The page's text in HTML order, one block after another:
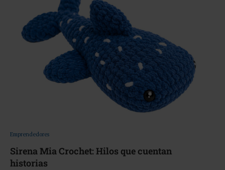
Emprendedores
Sirena Mia Crochet: Hilos que cuentan
historias